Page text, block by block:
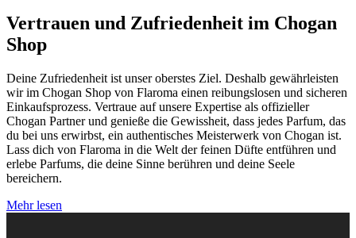
Vertrauen und Zufriedenheit im Chogan
Shop
Deine Zufriedenheit ist unser oberstes Ziel. Deshalb gewährleisten
wir im Chogan Shop von Flaroma einen reibungslosen und sicheren
Einkaufsprozess. Vertraue auf unsere Expertise als offizieller
Chogan Partner und genieße die Gewissheit, dass jedes Parfum, das
du bei uns erwirbst, ein authentisches Meisterwerk von Chogan ist.
Lass dich von Flaroma in die Welt der feinen Düfte entführen und
erlebe Parfums, die deine Sinne berühren und deine Seele
bereichern.
Mehr lesen